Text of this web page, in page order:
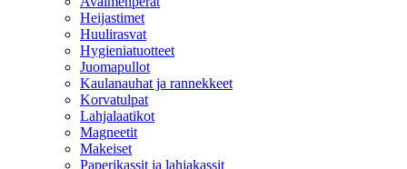
Heijastimet
Huulirasvat
Hygieniatuotteet
Juomapullot
Kaulanauhat ja rannekkeet
Korvatulpat
Lahjalaatikot
Magneetit
Makeiset
Paperikassit ja lahjakassit